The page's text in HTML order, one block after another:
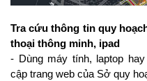
Tra cứu thông tin quy
thoại thông minh, ipad
- Dùng máy tính, laptop
cập trang web của Sở quy